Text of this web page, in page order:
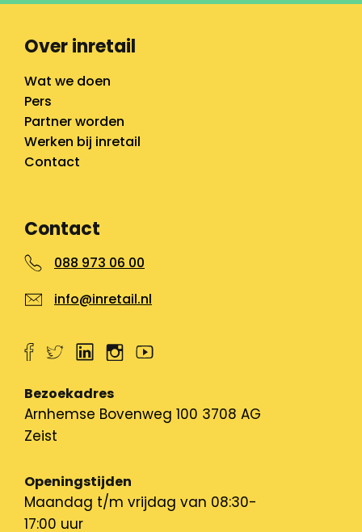
Over inretail
Wat we doen
Pers
Partner worden
Werken bij inretail
Contact
Contact
088 973 06 00
info@inretail.nl
Bezoekadres
Arnhemse Bovenweg 100 3708 AG
Zeist
Openingstijden
Maandag t/m vrijdag van 08:30-
17:00 uur